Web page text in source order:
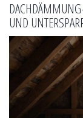
UND